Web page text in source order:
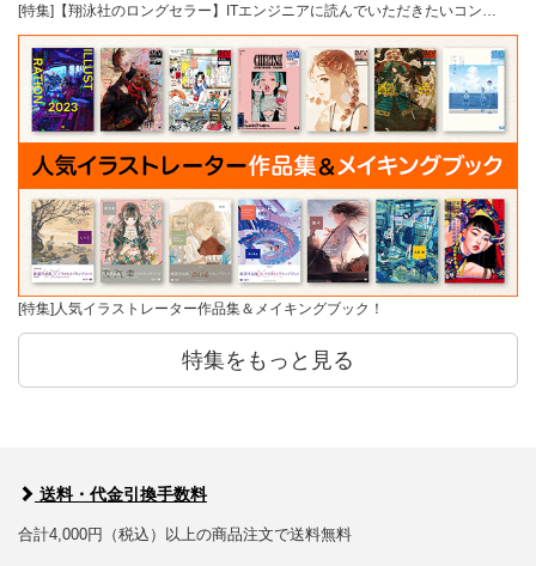
[特集]【翔泳社のロングセラー】ITエンジニアに読んでいただきたいコン…
[特集]人気イラストレーター作品集＆メイキングブック！
特集をもっと見る
送料・代金引換手数料
合計4,000円（税込）以上の商品注文で送料無料